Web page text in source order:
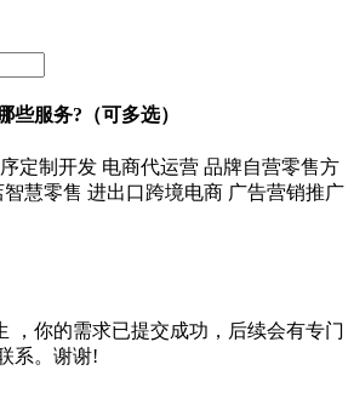
些服务?（可多选）
定制开发 电商代运营 品牌自营零售方
智慧零售 进出口跨境电商 广告营销推广
，你的需求已提交成功，后续会有专门
系。谢谢!